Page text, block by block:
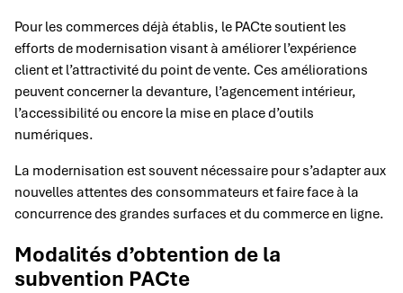
Pour les commerces déjà établis, le PACte soutient les
efforts de modernisation visant à améliorer l’expérience
client et l’attractivité du point de vente. Ces améliorations
peuvent concerner la devanture, l’agencement intérieur,
l’accessibilité ou encore la mise en place d’outils
numériques.
La modernisation est souvent nécessaire pour s’adapter aux
nouvelles attentes des consommateurs et faire face à la
concurrence des grandes surfaces et du commerce en ligne.
Modalités d’obtention de la
subvention PACte